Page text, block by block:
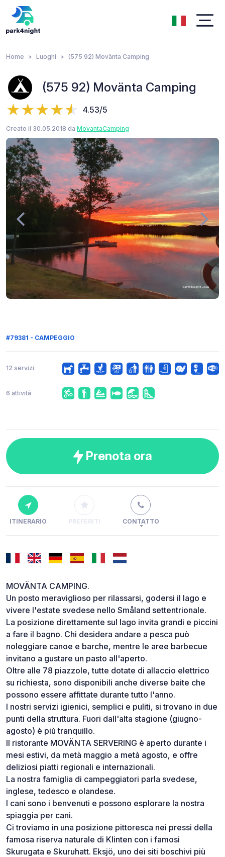
Home Luoghi (575 92) Movänta Camping
(575 92) Movänta Camping
4.53/5
Creato il 30.05.2018 da MovantaCamping
#79381 - CAMPEGGIO
12 servizi
6 attività
Prenota ora
ITINERARIO PREFERITI CONTATTO
MOVÄNTA CAMPING.
Un posto meraviglioso per rilassarsi, godersi il lago e
vivere l'estate svedese nello Småland settentrionale.
La posizione direttamente sul lago invita grandi e piccini
a fare il bagno. Chi desidera andare a pesca può
noleggiare canoe e barche, mentre le aree barbecue
invitano a gustare un pasto all'aperto.
Oltre alle 78 piazzole, tutte dotate di allaccio elettrico
su richiesta, sono disponibili anche diverse baite che
possono essere affittate durante tutto l'anno.
I nostri servizi igienici, semplici e puliti, si trovano in due
punti della struttura. Fuori dall'alta stagione (giugno-
agosto) è più tranquillo.
Il ristorante MOVÄNTA SERVERING è aperto durante i
mesi estivi, da metà maggio a metà agosto, e offre
deliziosi piatti regionali e internazionali.
La nostra famiglia di campeggiatori parla svedese,
inglese, tedesco e olandese.
I cani sono i benvenuti e possono esplorare la nostra
spiaggia per cani.
Ci troviamo in una posizione pittoresca nei pressi della
famosa riserva naturale di Klinten con i famosi
Skurugata e Skuruhatt. Eksjö, uno dei siti boschivi più